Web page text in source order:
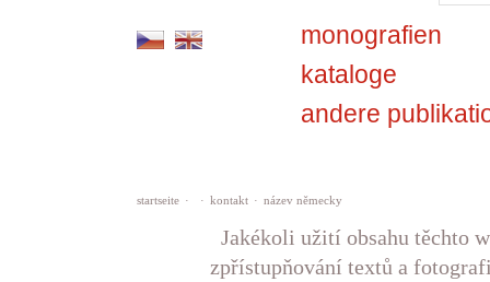
monografien
kataloge
andere
startseite · · kontakt · název německy
Jakékoli užití obsahu těchto
zpřístupňování textů a